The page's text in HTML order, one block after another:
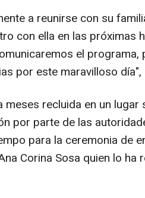
a reunirse con su
con ella en las próximas
el
por este maravilloso
meses recluida en un lugar
por parte de las
para la ceremonia de
Corina Sosa quien lo ha